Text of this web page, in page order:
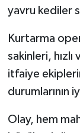
yavru kediler
Kurtarma
sakinleri,
itfaiye
durumlarının
Olay, hem